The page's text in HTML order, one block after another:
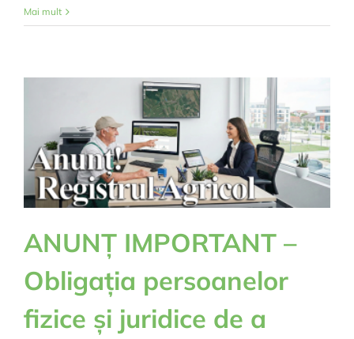
IMPORTANT
Mai mult
ANUNȚ IMPORTANT –
Obligația persoanelor
fizice și juridice de a